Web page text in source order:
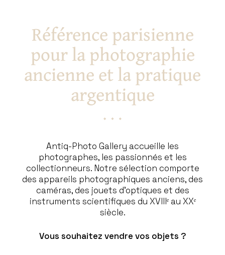
Référence parisienne
pour la photographie
ancienne et la pratique
argentique
Antiq-Photo Gallery accueille les
photographes, les passionnés et les
collectionneurs. Notre sélection comporte
des appareils photographiques anciens, des
caméras, des jouets d’optiques et des
instruments scientifiques du XVIIIᵉ au XXᵉ
siècle.
Vous souhaitez vendre vos objets ?